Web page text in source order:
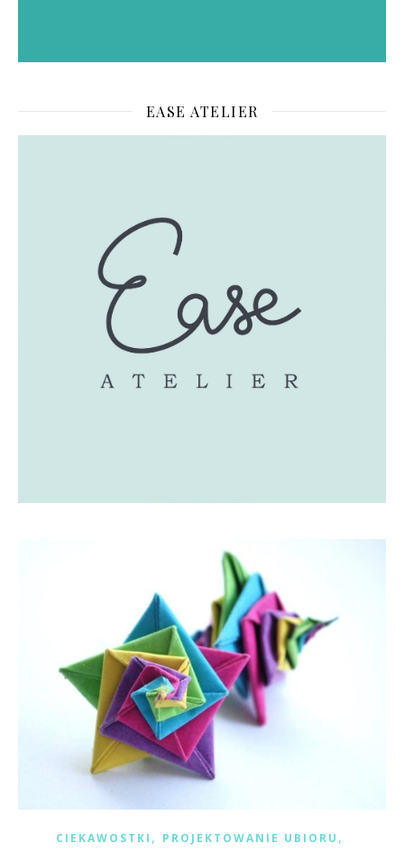
EASE ATELIER
CIEKAWOSTKI , PROJEKTOWANIE UBIORU ,